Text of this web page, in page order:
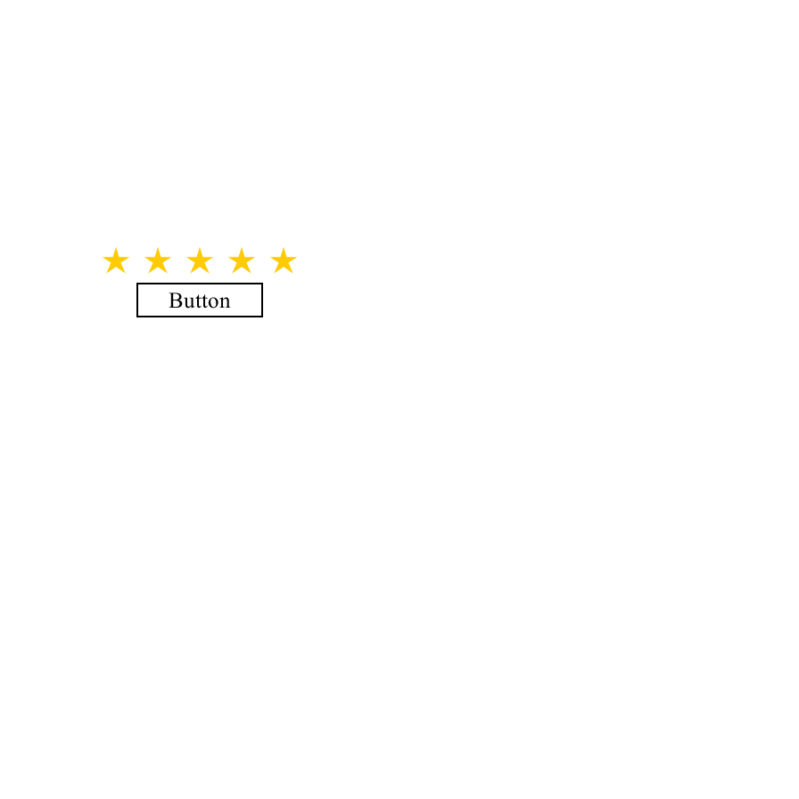
Button